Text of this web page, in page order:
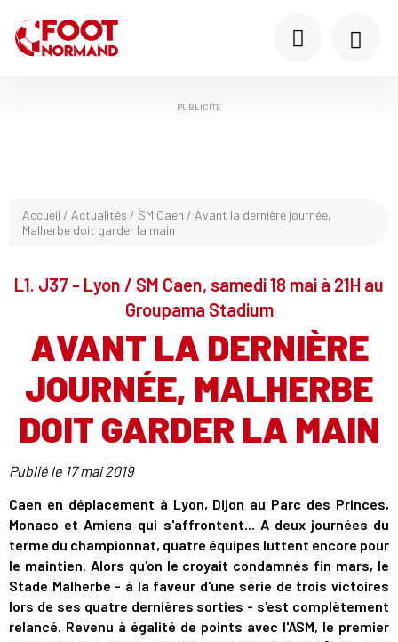
PUBLICITÉ
Accueil / Actualités / SM Caen / Avant la dernière journée,
Malherbe doit garder la main
L1. J37 - Lyon / SM Caen, samedi 18 mai à 21H au
Groupama Stadium
AVANT LA DERNIÈRE
JOURNÉE, MALHERBE
DOIT GARDER LA MAIN
Publié le 17 mai 2019
Caen en déplacement à Lyon, Dijon au Parc des Princes,
Monaco et Amiens qui s'affrontent... A deux journées du
terme du championnat, quatre équipes luttent encore pour
le maintien. Alors qu'on le croyait condamnés fin mars, le
Stade Malherbe - à la faveur d'une série de trois victoires
lors de ses quatre dernières sorties - s'est complètement
relancé. Revenu à égalité de points avec l'ASM, le premier